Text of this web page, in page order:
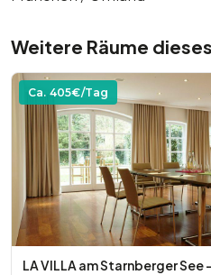
Weitere Räume
Ca. 405€/Tag
LA VILLA am Starnberger See